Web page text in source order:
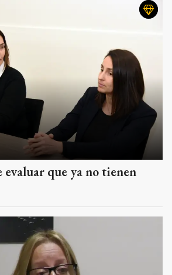
evaluar que ya no tienen